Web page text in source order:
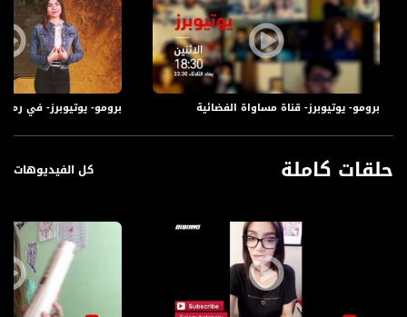
برومو- يوتيوبرز- في رمضان 2019 على قناة برومو- يوتيوبرز- قناة مساواة الفضائية
حلقات كاملة كل الفيديوهات